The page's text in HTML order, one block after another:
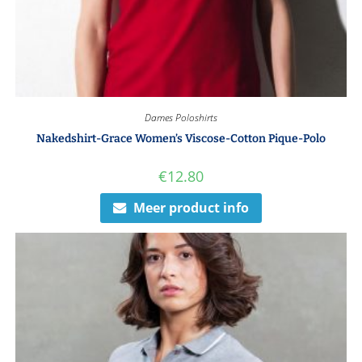
Dames Poloshirts
Nakedshirt-Grace Women’s Viscose-Cotton Pique-Polo
€12.80
Meer product info